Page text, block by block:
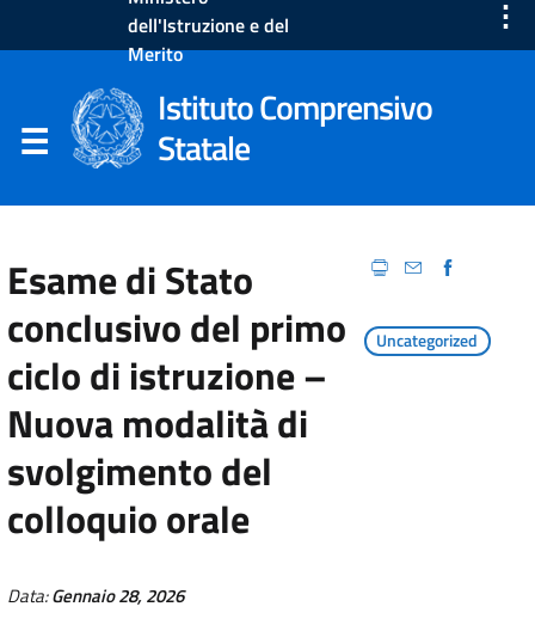
dell'Istruzione e del
Merito
⋮
Istituto Comprensivo
Statale
Esame di Stato
conclusivo del primo
ciclo di istruzione –
Nuova modalità di
svolgimento del
colloquio orale
Uncategorized
Data:Gennaio 28, 2026